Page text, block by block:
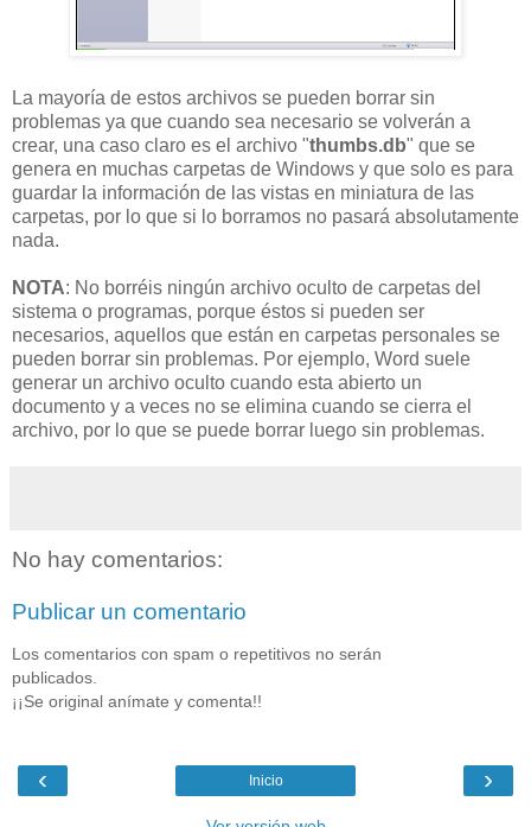
La mayoría de estos archivos se pueden borrar sin
problemas ya que cuando sea necesario se volverán a
crear, una caso claro es el archivo "thumbs.db" que se
genera en muchas carpetas de Windows y que solo es para
guardar la información de las vistas en miniatura de las
carpetas, por lo que si lo borramos no pasará absolutamente
nada.
NOTA: No borréis ningún archivo oculto de carpetas del
sistema o programas, porque éstos si pueden ser
necesarios, aquellos que están en carpetas personales se
pueden borrar sin problemas. Por ejemplo, Word suele
generar un archivo oculto cuando esta abierto un
documento y a veces no se elimina cuando se cierra el
archivo, por lo que se puede borrar luego sin problemas.
No hay comentarios:
Publicar un comentario
Los comentarios con spam o repetitivos no serán
publicados.
¡¡Se original anímate y comenta!!
‹ ›
Inicio